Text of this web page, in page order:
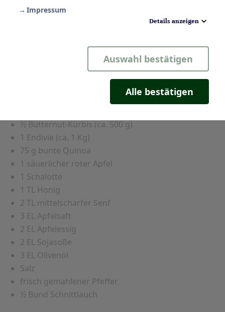
Impressum
Details anzeigen
Auswahl bestätigen
Alle bestätigen
½ Butternut-Kürbis (ca. 500 g)
1 Endivie (ca. 1 Kg)
75 g bunte Quinoa
1 säuerlicher roter Apfel
1 Schalotte
1 TL Honig
2 TL mittelscharfer Senf
3 EL Apfelsaft
2 EL Apfelessig
2 EL Sojasoße
3 EL Olivenöl
Salz
frisch gemahlener Pfeffer
½ Bund Schnittlauch